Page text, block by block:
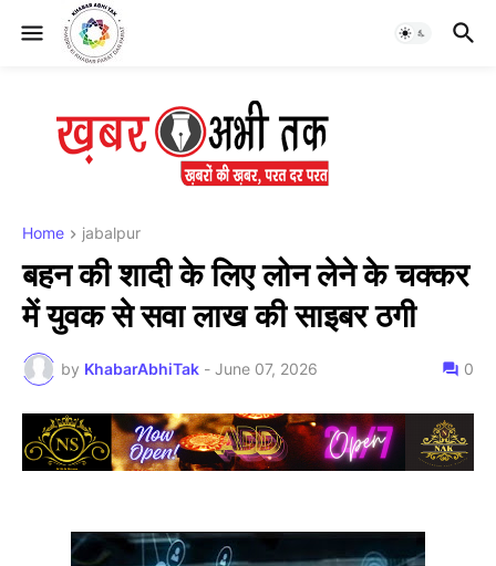
Home jabalpur
बहन की शादी के लिए लोन लेने के चक्कर
में युवक से सवा लाख की साइबर ठगी
by KhabarAbhiTak - June 07, 2026 0